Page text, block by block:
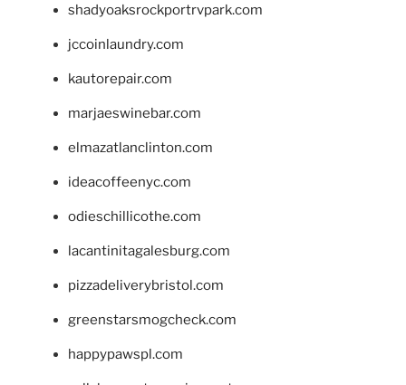
shadyoaksrockportrvpark.com
jccoinlaundry.com
kautorepair.com
marjaeswinebar.com
elmazatlanclinton.com
ideacoffeenyc.com
odieschillicothe.com
lacantinitagalesburg.com
pizzadeliverybristol.com
greenstarsmogcheck.com
happypawspl.com